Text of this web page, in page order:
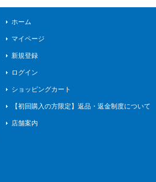
ホーム
マイページ
新規登録
ログイン
ショッピングカート
【初回購入の方限定】返品・返金制度について
店舗案内